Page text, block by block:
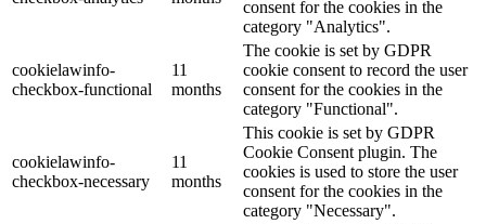
consent for the cookies in the
category "Analytics".
cookielawinfo-
checkbox-functional
11
months
The cookie is set by GDPR
cookie consent to record the user
consent for the cookies in the
category "Functional".
cookielawinfo-
checkbox-necessary
11
months
This cookie is set by GDPR
Cookie Consent plugin. The
cookies is used to store the user
consent for the cookies in the
category "Necessary".